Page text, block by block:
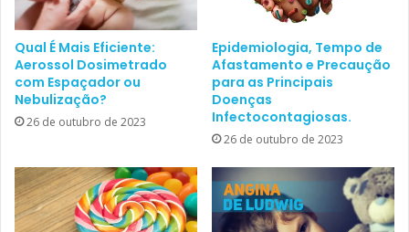
é?
Vacina da Dengue – o que temos
hoje?
Baixe o documento clicando no botão a seguir:
Baixar o Documento
Qual É Mais Eficiente:
Aerossol Dosimetrado
com Espaçador ou
Nebulização?
26 de outubro de 2023
Epidemiologia, Tempo de
Afastamento e Precaução
para as Principais
Doenças
Infectocontagiosas.
26 de outubro de 2023